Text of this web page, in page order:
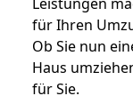
für Ihren
Ob Sie nun
Haus
für Sie.